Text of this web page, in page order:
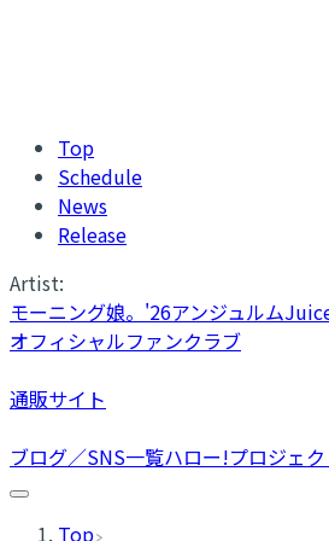
Top
Schedule
News
Release
Artist:
モーニング娘。'26アンジュルム
オフィシャルファンクラブ
通販サイト
ブログ／SNS一覧ハロー!プロジェ
Top